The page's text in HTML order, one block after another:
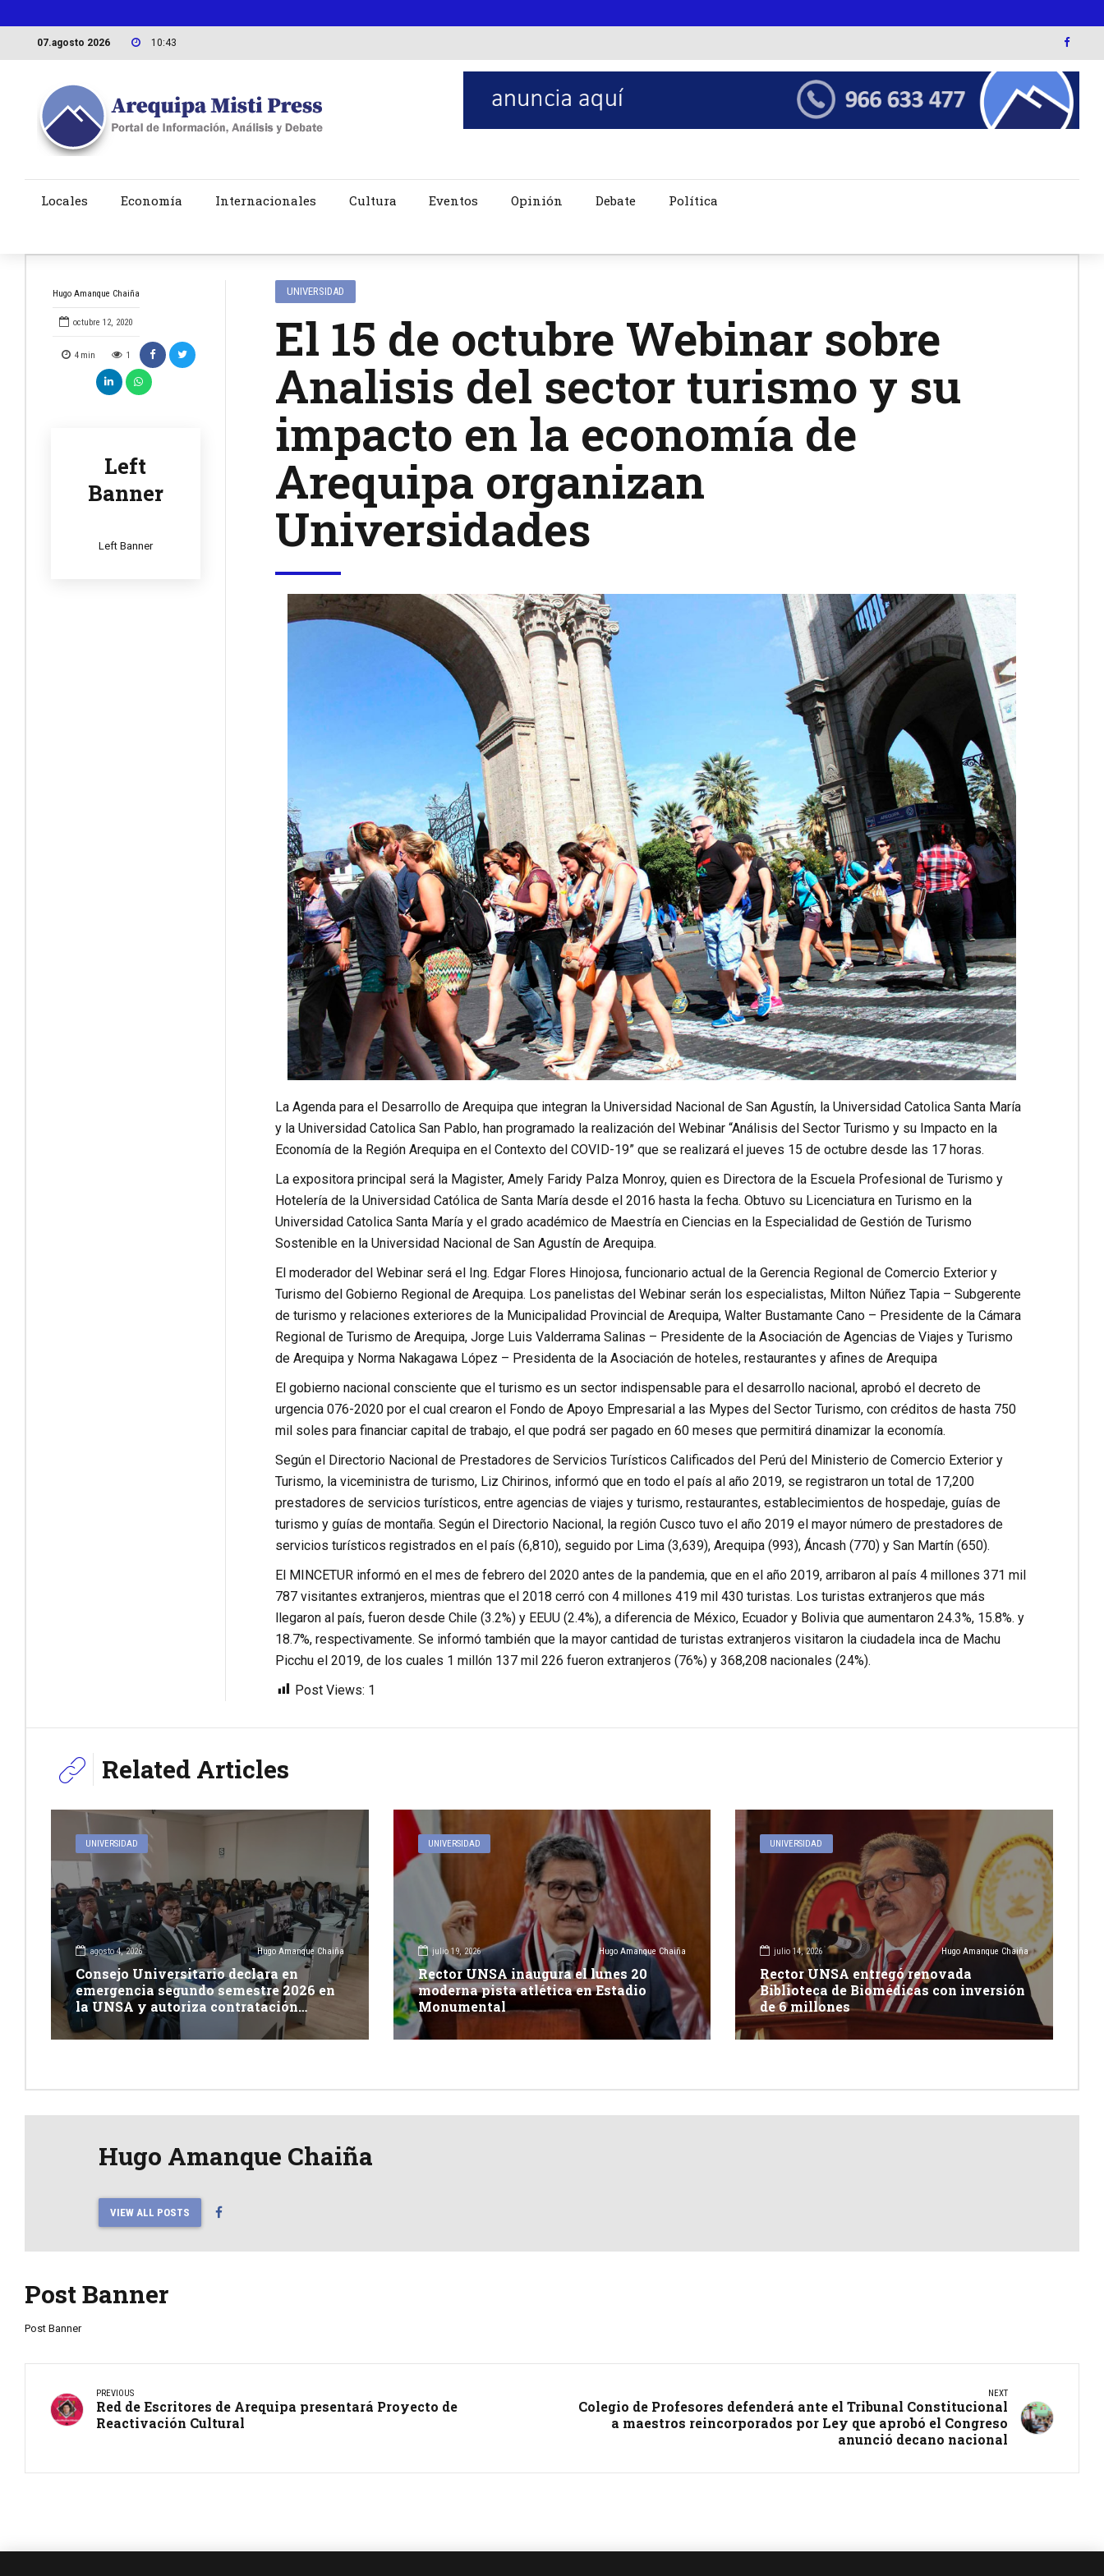
07.agosto 2026 10:43
Locales Economía Internacionales Cultura Eventos Opinión Debate Política
Hugo Amanque Chaiña
octubre 12, 2020
4 min 1
Left
Banner
Left Banner
UNIVERSIDAD
El 15 de octubre Webinar sobre
Analisis del sector turismo y su
impacto en la economía de
Arequipa organizan
Universidades
La Agenda para el Desarrollo de Arequipa que integran la Universidad Nacional de San Agustín, la Universidad Catolica Santa María
y la Universidad Catolica San Pablo, han programado la realización del Webinar “Análisis del Sector Turismo y su Impacto en la
Economía de la Región Arequipa en el Contexto del COVID-19” que se realizará el jueves 15 de octubre desde las 17 horas.
La expositora principal será la Magister, Amely Faridy Palza Monroy, quien es Directora de la Escuela Profesional de Turismo y
Hotelería de la Universidad Católica de Santa María desde el 2016 hasta la fecha. Obtuvo su Licenciatura en Turismo en la
Universidad Catolica Santa María y el grado académico de Maestría en Ciencias en la Especialidad de Gestión de Turismo
Sostenible en la Universidad Nacional de San Agustín de Arequipa.
El moderador del Webinar será el Ing. Edgar Flores Hinojosa, funcionario actual de la Gerencia Regional de Comercio Exterior y
Turismo del Gobierno Regional de Arequipa. Los panelistas del Webinar serán los especialistas, Milton Núñez Tapia – Subgerente
de turismo y relaciones exteriores de la Municipalidad Provincial de Arequipa, Walter Bustamante Cano – Presidente de la Cámara
Regional de Turismo de Arequipa, Jorge Luis Valderrama Salinas – Presidente de la Asociación de Agencias de Viajes y Turismo
de Arequipa y Norma Nakagawa López – Presidenta de la Asociación de hoteles, restaurantes y afines de Arequipa
El gobierno nacional consciente que el turismo es un sector indispensable para el desarrollo nacional, aprobó el decreto de
urgencia 076-2020 por el cual crearon el Fondo de Apoyo Empresarial a las Mypes del Sector Turismo, con créditos de hasta 750
mil soles para financiar capital de trabajo, el que podrá ser pagado en 60 meses que permitirá dinamizar la economía.
Según el Directorio Nacional de Prestadores de Servicios Turísticos Calificados del Perú del Ministerio de Comercio Exterior y
Turismo, la viceministra de turismo, Liz Chirinos, informó que en todo el país al año 2019, se registraron un total de 17,200
prestadores de servicios turísticos, entre agencias de viajes y turismo, restaurantes, establecimientos de hospedaje, guías de
turismo y guías de montaña. Según el Directorio Nacional, la región Cusco tuvo el año 2019 el mayor número de prestadores de
servicios turísticos registrados en el país (6,810), seguido por Lima (3,639), Arequipa (993), Áncash (770) y San Martín (650).
El MINCETUR informó en el mes de febrero del 2020 antes de la pandemia, que en el año 2019, arribaron al país 4 millones 371 mil
787 visitantes extranjeros, mientras que el 2018 cerró con 4 millones 419 mil 430 turistas. Los turistas extranjeros que más
llegaron al país, fueron desde Chile (3.2%) y EEUU (2.4%), a diferencia de México, Ecuador y Bolivia que aumentaron 24.3%, 15.8%. y
18.7%, respectivamente. Se informó también que la mayor cantidad de turistas extranjeros visitaron la ciudadela inca de Machu
Picchu el 2019, de los cuales 1 millón 137 mil 226 fueron extranjeros (76%) y 368,208 nacionales (24%).
Post Views: 1
Related Articles
UNIVERSIDAD
agosto 4, 2026 Hugo Amanque Chaiña
Consejo Universitario declara en
emergencia segundo semestre 2026 en
la UNSA y autoriza contratación
excepcional de docentes
UNIVERSIDAD
julio 19, 2026 Hugo Amanque Chaiña
Rector UNSA inaugura el lunes 20
moderna pista atlética en Estadio
Monumental
UNIVERSIDAD
julio 14, 2026 Hugo Amanque Chaiña
Rector UNSA entregó renovada
Biblioteca de Biomédicas con inversión
de 6 millones
Hugo Amanque Chaiña
VIEW ALL POSTS
Post Banner
Post Banner
PREVIOUS
Red de Escritores de Arequipa presentará Proyecto de
Reactivación Cultural
NEXT
Colegio de Profesores defenderá ante el Tribunal Constitucional
a maestros reincorporados por Ley que aprobó el Congreso
anunció decano nacional